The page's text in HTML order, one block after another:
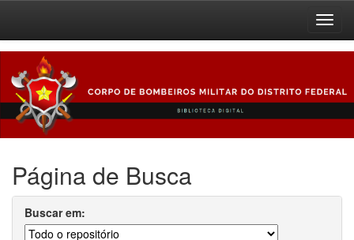
navigation
Página de Busca
Buscar em: